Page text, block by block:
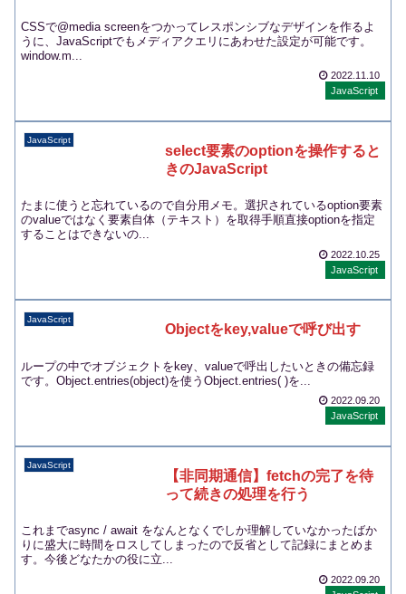
CSSで@media screenをつかってレスポンシブなデザインを作るよ
うに、JavaScriptでもメディアクエリにあわせた設定が可能です。
window.m...
2022.11.10
JavaScript
JavaScript
select要素のoptionを操作すると
きのJavaScript
たまに使うと忘れているので自分用メモ。選択されているoption要素
のvalueではなく要素自体（テキスト）を取得手順直接optionを指定
することはできないの...
2022.10.25
JavaScript
JavaScript
Objectをkey,valueで呼び出す
ループの中でオブジェクトをkey、valueで呼出したいときの備忘録
です。Object.entries(object)を使うObject.entries( )を...
2022.09.20
JavaScript
JavaScript
【非同期通信】fetchの完了を待
って続きの処理を行う
これまでasync / await をなんとなくでしか理解していなかったばか
りに盛大に時間をロスしてしまったので反省として記録にまとめま
す。今後どなたかの役に立...
2022.09.20